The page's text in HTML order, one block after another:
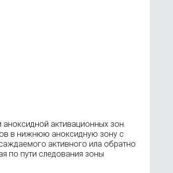
активационных зон.
в нижнюю аноксидную зону с
активного ила обратно
по пути следования зоны